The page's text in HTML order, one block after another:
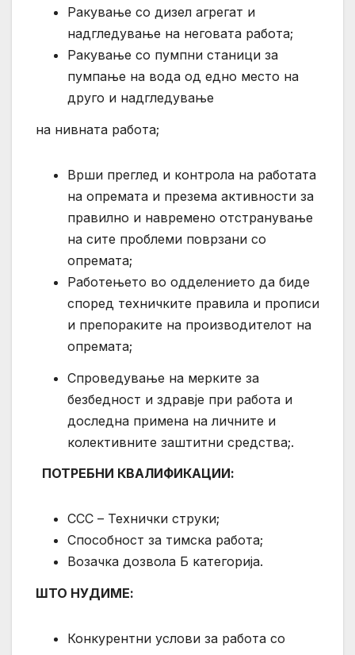
Ракување со дизел агрегат и
надгледување на неговата работа;
Ракување со пумпни станици за
пумпање на вода од едно место на
друго и надгледување
на нивната работа;
Врши преглед и контрола на работата
на опремата и презема активности за
правилно и навремено отстранување
на сите проблеми поврзани со
опремата;
Работењето во одделението да биде
според техничките правила и прописи
и препораките на производителот на
опремата;
Спроведување на мерките за
безбедност и здравје при работа и
доследна примена на личните и
колективните заштитни средства;.
ПОТРЕБНИ КВАЛИФИКАЦИИ:
ССС – Технички струки;
Способност за тимска работа;
Возачка дозвола Б категорија.
ШТО НУДИМЕ:
Конкурентни услови за работа со